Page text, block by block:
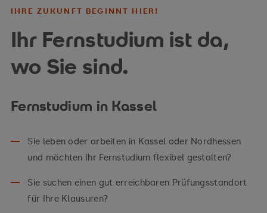
IHRE ZUKUNFT BEGINNT HIER!
Ihr Fernstudium ist da,
wo Sie sind.
Fernstudium in Kassel
Sie leben oder arbeiten in Kassel oder Nordhessen
und möchten Ihr Fernstudium flexibel gestalten?
Sie suchen einen gut erreichbaren Prüfungsstandort
für Ihre Klausuren?